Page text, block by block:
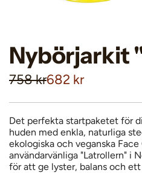
Nybörjarkit
R
e
a
p
r
758 kr
O
r
d
i
n
682 kr
Det perfekta startpaketet för
huden med enkla, naturliga
ekologiska och veganska
användarvänliga "Latrollern" i
för att ge lyster, balans och